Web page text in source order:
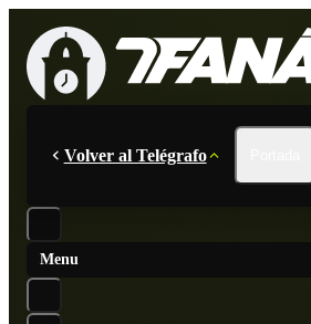
Volver al Telégrafo
Menu